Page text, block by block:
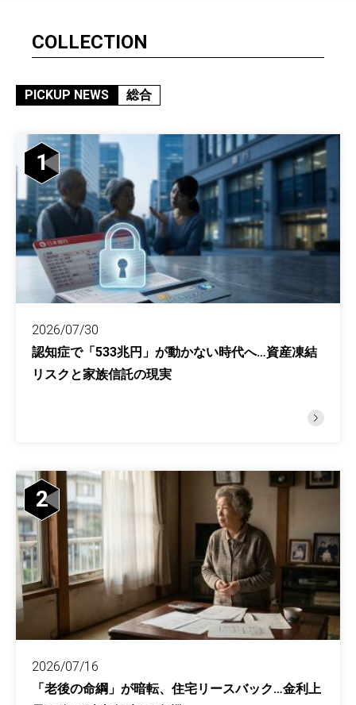
COLLECTION
PICKUP NEWS 総合
1
2026/07/30
認知症で「533兆円」が動かない時代へ…資産凍結
リスクと家族信託の現実
2
2026/07/16
「老後の命綱」が暗転、住宅リースバック…金利上